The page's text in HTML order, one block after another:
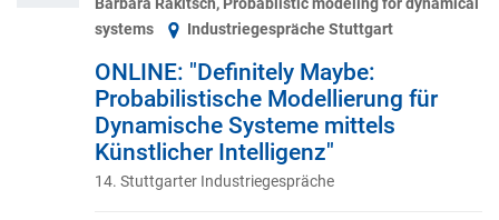
Barbara Rakitsch, Probablistic modeling for dynamical
systems
Industriegespräche Stuttgart
ONLINE: "Definitely Maybe:
Probabilistische Modellierung für
Dynamische Systeme mittels
Künstlicher Intelligenz"
14. Stuttgarter Industriegespräche